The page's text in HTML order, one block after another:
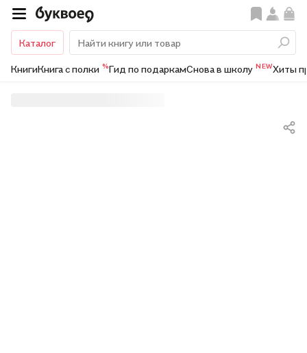
Каталог
КнигиКнига с полки %Гид по подаркамСнова в школу NEWХиты